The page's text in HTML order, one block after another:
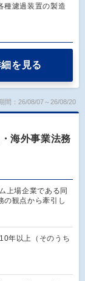
種濾過装置の製造
を見る
間：26/08/07～26/08/20
海外事業法務
上場企業である同
の観点から牽引し
年以上（そのうち